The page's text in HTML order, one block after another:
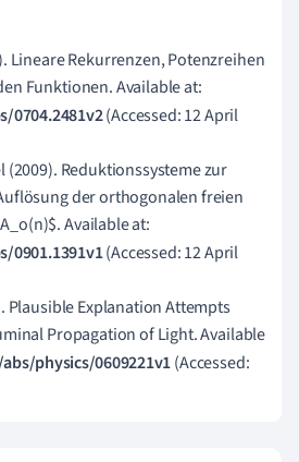
Lineare Rekurrenzen, Potenzreihen
Funktionen. Available at:
0704.2481v2(Accessed: 12 April
(2009). Reduktionssysteme zur
der orthogonalen freien
Available at:
0901.1391v1(Accessed: 12 April
Plausible Explanation Attempts
Propagation of Light. Available
physics/0609221v1(Accessed: